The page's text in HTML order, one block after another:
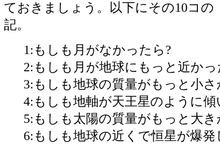
ておきましょう。以下にその10コの
記。
1:もしも月がなかったら?
2:もしも月が地球にもっと近かっ
3:もしも地球の質量がもっと小
4:もしも地軸が天王星のように
5:もしも太陽の質量がもっと大
6:もしも地球の近くで恒星が爆発